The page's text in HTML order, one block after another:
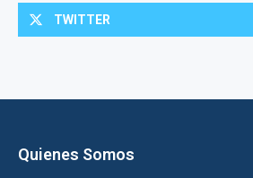
TWITTER
Quienes Somos